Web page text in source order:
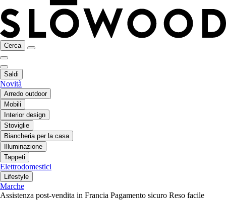
Cerca
Saldi
Novità
Arredo outdoor
Mobili
Interior design
Stoviglie
Biancheria per la casa
Illuminazione
Tappeti
Elettrodomestici
Lifestyle
Marche
Assistenza post-vendita in Francia Pagamento sicuro Reso facile